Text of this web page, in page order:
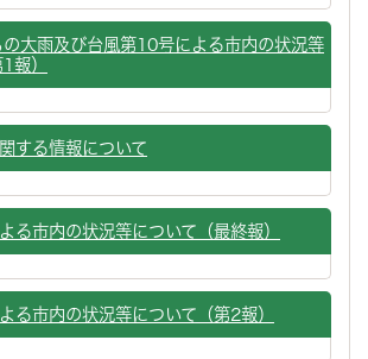
大雨及び台風第10号による市内の状況等
報）
する情報について
る市内の状況等について（最終報）
る市内の状況等について（第2報）